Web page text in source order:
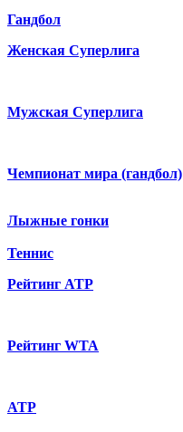
Гандбол
Женская Суперлига
Мужская Суперлига
Чемпионат мира (гандбол)
Лыжные гонки
Теннис
Рейтинг ATP
Рейтинг WTA
ATP